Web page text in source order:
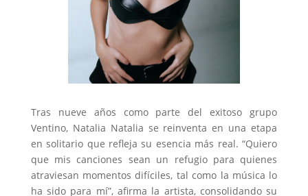
Tras nueve años como parte del exitoso grupo
Ventino, Natalia Natalia se reinventa en una etapa
en solitario que refleja su esencia más real. “Quiero
que mis canciones sean un refugio para quienes
atraviesan momentos difíciles, tal como la música lo
ha sido para mí”, afirma la artista, consolidando su